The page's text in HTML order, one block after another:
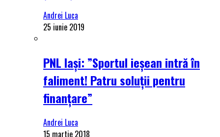
Andrei Luca
25 iunie 2019
PNL Iași: ”Sportul ieșean intră în
faliment! Patru soluții pentru
finanțare”
Andrei Luca
15 martie 2018